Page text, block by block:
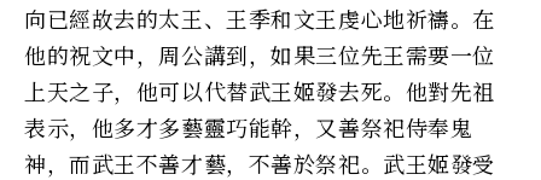
向已經故去的太王、王季和文王虔心地祈禱。在
他的祝文中，周公講到，如果三位先王需要一位
上天之子，他可以代替武王姬發去死。他對先祖
表示，他多才多藝靈巧能幹，又善祭祀侍奉鬼
神，而武王不善才藝，不善於祭祀。武王姬發受